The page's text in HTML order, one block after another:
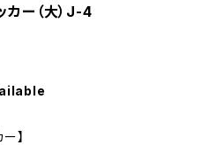
カー（大）J-4
】